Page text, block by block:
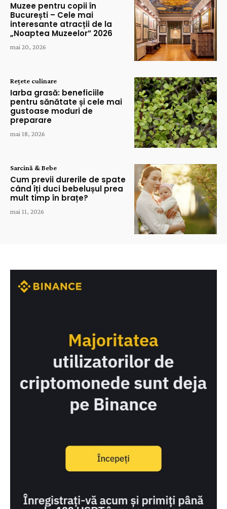
Muzee pentru copii în
București – Cele mai
interesante atracții de la
„Noaptea Muzeelor” 2026
mai 20, 2026
Rețete culinare
Iarba grasă: beneficiile
pentru sănătate și cele mai
gustoase moduri de
preparare
mai 18, 2026
Sarcină & Bebe
Cum previi durerile de spate
când îți duci bebelușul prea
mult timp în brațe?
mai 11, 2026